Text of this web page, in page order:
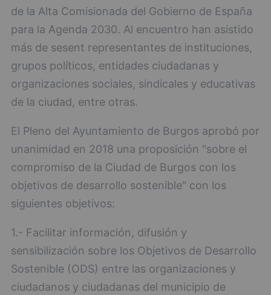
de la Alta Comisionada del Gobierno de España
para la Agenda 2030. Al encuentro han asistido
más de sesent representantes de instituciones,
grupos políticos, entidades ciudadanas y
organizaciones sociales, sindicales y educativas
de la ciudad, entre otras.
El Pleno del Ayuntamiento de Burgos aprobó por
unanimidad en 2018 una proposición "sobre el
compromiso de la Ciudad de Burgos con los
objetivos de desarrollo sostenible" con los
siguientes objetivos:
1.- Facilitar información, difusión y
sensibilización sobre los Objetivos de Desarrollo
Sostenible (ODS) entre las organizaciones y
ciudadanos y ciudadanas del municipio de